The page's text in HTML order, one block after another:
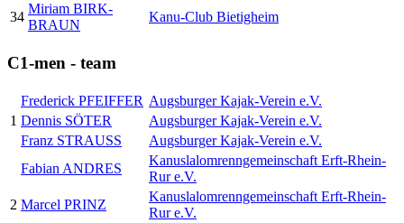
34
Miriam BIRK-
BRAUN
Kanu-Club Bietigheim
C1-men - team
1
Frederick PFEIFFER Augsburger Kajak-Verein e.V.
Dennis SÖTER
Augsburger Kajak-Verein e.V.
Franz STRAUSS
Augsburger Kajak-Verein e.V.
2
Fabian ANDRES
Kanuslalomrenngemeinschaft Erft-Rhein-
Rur e.V.
Marcel PRINZ
Kanuslalomrenngemeinschaft Erft-Rhein-
Rur e.V.